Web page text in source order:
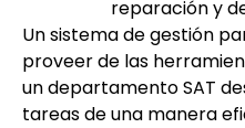
reparación y
Un sistema de gestión
proveer de las
un departamento SAT
tareas de una manera